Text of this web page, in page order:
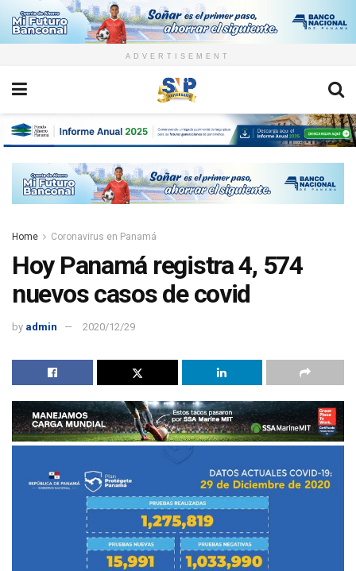
ADVERTISEMENT
Home Coronavirus en Panamá
Hoy Panamá registra 4, 574
nuevos casos de covid
by admin 2020/12/29